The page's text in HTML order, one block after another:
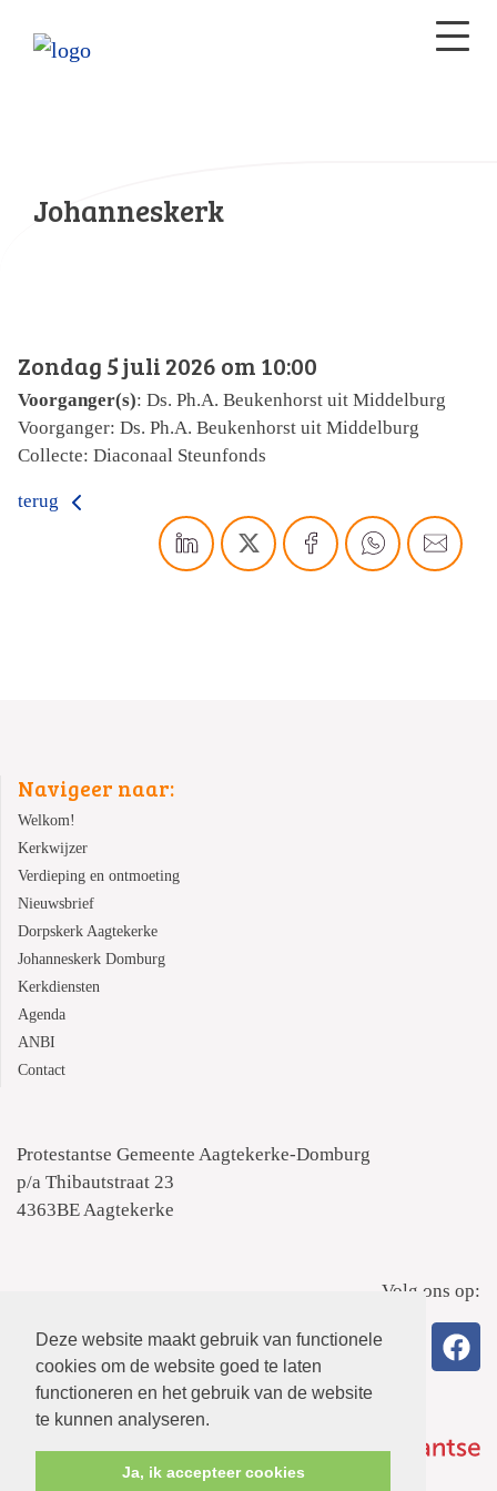
Deze website maakt gebruik van functionele
cookies om de website goed te laten
functioneren en het gebruik van de website
te kunnen analyseren.
Ja, ik accepteer cookies
Johanneskerk
Zondag 5 juli 2026 om 10:00
Voorganger(s): Ds. Ph.A. Beukenhorst uit Middelburg
Voorganger: Ds. Ph.A. Beukenhorst uit Middelburg
Collecte: Diaconaal Steunfonds
terug
Navigeer naar:
Welkom!
Kerkwijzer
Verdieping en ontmoeting
Nieuwsbrief
Dorpskerk Aagtekerke
Johanneskerk Domburg
Kerkdiensten
Agenda
ANBI
Contact
Protestantse Gemeente Aagtekerke-Domburg
p/a Thibautstraat 23
4363BE Aagtekerke
Volg ons op: